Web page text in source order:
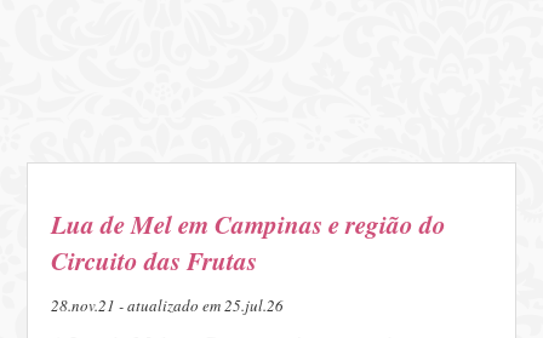
Lua de Mel em Campinas e região do
Circuito das Frutas
28.nov.21 - atualizado em 25.jul.26